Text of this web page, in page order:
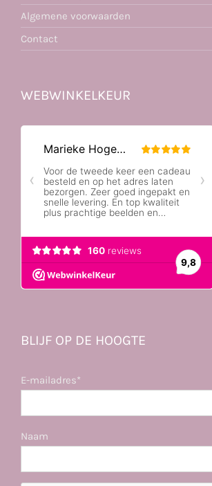
Algemene voorwaarden
Contact
WEBWINKELKEUR
BLIJF OP DE HOOGTE
E-mailadres*
Naam